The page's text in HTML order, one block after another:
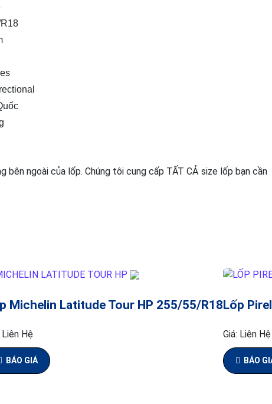
ngoài của lốp. Chúng tôi cung cấp TẤT CẢ size lốp bạn cần
Michelin Latitude Tour HP 255/55/R18
Liên Hệ
BÁO GIÁ
Lốp
Giá: Liên Hệ
BÁO